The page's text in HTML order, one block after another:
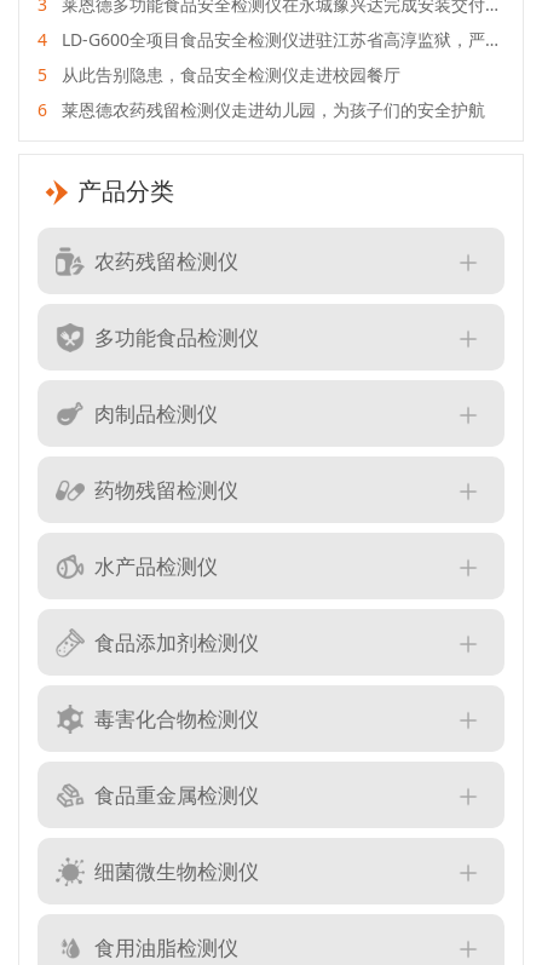
实操培训
4
LD-G600全项目食品安全检测仪进驻江苏省高淳监狱，严守
食品安全关
5
从此告别隐患，食品安全检测仪走进校园餐厅
6
莱恩德农药残留检测仪走进幼儿园，为孩子们的安全护航
产品分类
农药残留检测仪
多功能食品检测仪
肉制品检测仪
药物残留检测仪
水产品检测仪
食品添加剂检测仪
毒害化合物检测仪
食品重金属检测仪
细菌微生物检测仪
食用油脂检测仪